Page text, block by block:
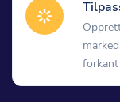
forkant